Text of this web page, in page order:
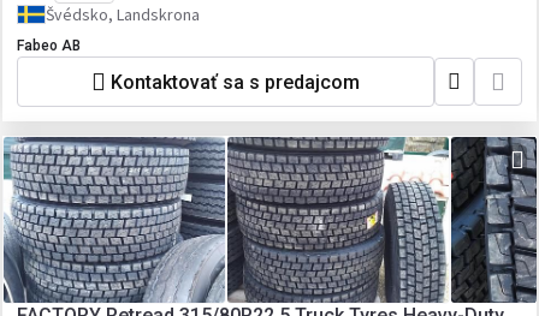
Švédsko, Landskrona
Fabeo AB
Kontaktovať sa s predajcom